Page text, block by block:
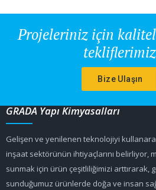
Projeleriniz için
Bize Ulaşın
GRADA Yapı Kimyasalları
Gelişen ve yenilenen teknolojiyi
inşaat sektörünün ihtiyaçlarını belirliyor,
sunmak için ürün çeşitliliğimizi arttırarak,
sunduğumuz ürünlerde doğa ve insan